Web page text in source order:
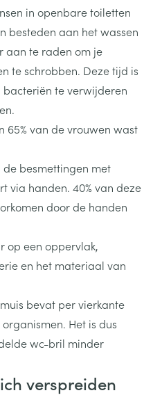
in openbare toiletten
besteden aan het wassen
aan te raden om je
te schrobben. Deze tijd is
bacteriën te verwijderen
65% van de vrouwen wast
de besmettingen met
via handen. 40% van deze
door de handen
op een oppervlak,
en het materiaal van
bevat per vierkante
Het is dus
wc-bril minder
verspreiden